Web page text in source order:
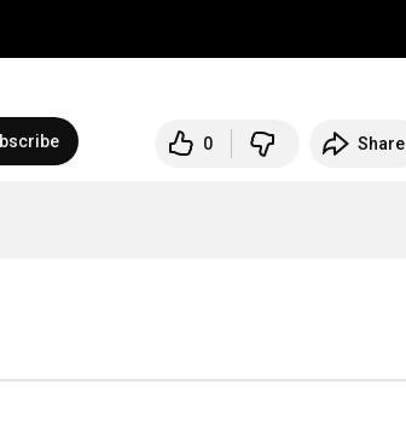
0 Share